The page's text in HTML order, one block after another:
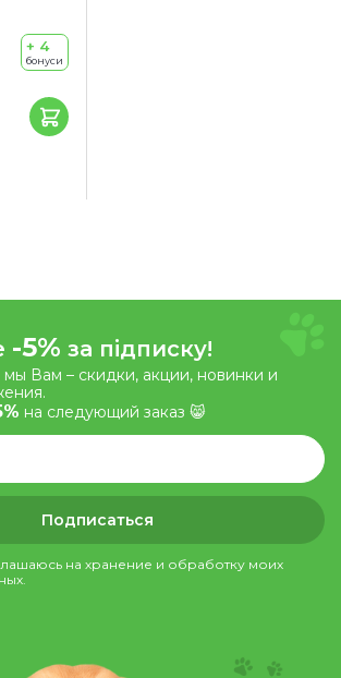
+ 4
бонуси
-5% за підписку!
Вам – скидки, акции, новинки и
на следующий заказ 😸
Подписаться
на хранение и обработку моих